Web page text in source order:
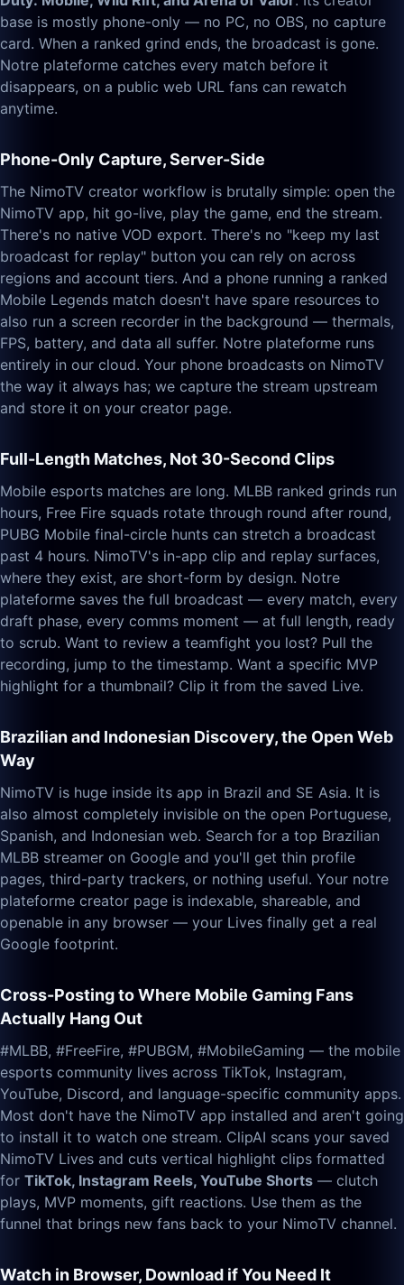
base is mostly phone-only — no PC, no OBS, no capture
card. When a ranked grind ends, the broadcast is gone.
Notre plateforme catches every match before it
disappears, on a public web URL fans can rewatch
anytime.
Phone-Only Capture, Server-Side
The NimoTV creator workflow is brutally simple: open the
NimoTV app, hit go-live, play the game, end the stream.
There's no native VOD export. There's no "keep my last
broadcast for replay" button you can rely on across
regions and account tiers. And a phone running a ranked
Mobile Legends match doesn't have spare resources to
also run a screen recorder in the background — thermals,
FPS, battery, and data all suffer. Notre plateforme runs
entirely in our cloud. Your phone broadcasts on NimoTV
the way it always has; we capture the stream upstream
and store it on your creator page.
Full-Length Matches, Not 30-Second Clips
Mobile esports matches are long. MLBB ranked grinds run
hours, Free Fire squads rotate through round after round,
PUBG Mobile final-circle hunts can stretch a broadcast
past 4 hours. NimoTV's in-app clip and replay surfaces,
where they exist, are short-form by design. Notre
plateforme saves the full broadcast — every match, every
draft phase, every comms moment — at full length, ready
to scrub. Want to review a teamfight you lost? Pull the
recording, jump to the timestamp. Want a specific MVP
highlight for a thumbnail? Clip it from the saved Live.
Brazilian and Indonesian Discovery, the Open Web
Way
NimoTV is huge inside its app in Brazil and SE Asia. It is
also almost completely invisible on the open Portuguese,
Spanish, and Indonesian web. Search for a top Brazilian
MLBB streamer on Google and you'll get thin profile
pages, third-party trackers, or nothing useful. Your notre
plateforme creator page is indexable, shareable, and
openable in any browser — your Lives finally get a real
Google footprint.
Cross-Posting to Where Mobile Gaming Fans
Actually Hang Out
#MLBB, #FreeFire, #PUBGM, #MobileGaming — the mobile
esports community lives across TikTok, Instagram,
YouTube, Discord, and language-specific community apps.
Most don't have the NimoTV app installed and aren't going
to install it to watch one stream. ClipAI scans your saved
NimoTV Lives and cuts vertical highlight clips formatted
for TikTok, Instagram Reels, YouTube Shorts — clutch
plays, MVP moments, gift reactions. Use them as the
funnel that brings new fans back to your NimoTV channel.
Watch in Browser, Download if You Need It